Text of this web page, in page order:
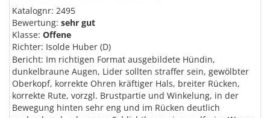
Katalognr: 2495
Bewertung: sehr gut
Klasse: Offene
Richter: Isolde Huber (D)
Bericht: Im richtigen Format ausgebildete Hündin,
dunkelbraune Augen, Lider sollten straffer sein, gewölbter
Oberkopf, korrekte Ohren kräftiger Hals, breiter Rücken,
korrekte Rute, vorzgl. Brustpartie und Winkelung, in der
Bewegung hinten sehr eng und im Rücken deutlich